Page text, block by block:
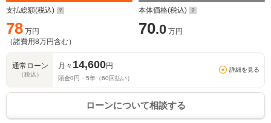
支払総額(税込)
78 万円
（諸費用8万円含む）
本体価格(税込)
70.0 万円
通常ローン
（税込）
月々 14,600円
頭金0円・ 5年（60 回払い）
詳細を見る
ローンについて相談する